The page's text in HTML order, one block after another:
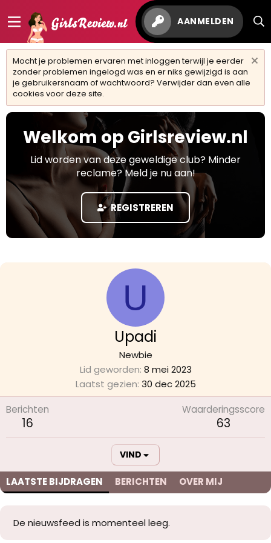
AANMELDEN
Mocht je problemen ervaren met inloggen terwijl je eerder
zonder problemen ingelogd was en er niks gewijzigd is aan
je gebruikersnaam of wachtwoord? Verwijder dan even alle
cookies voor deze site.
Welkom op Girlsreview.nl
Lid worden van deze geweldige club? Minder
reclame? Meld je nu aan!
REGISTREREN
U
Upadi
Newbie
Lid geworden 8 mei 2023
Laatst gezien 30 dec 2025
Berichten
16
Waarderingsscore
63
VIND
LAATSTE BIJDRAGEN BERICHTEN OVER MIJ
De nieuwsfeed is momenteel leeg.